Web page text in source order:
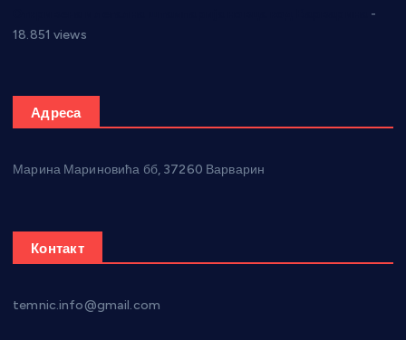
-
18.851 views
Адреса
Марина Мариновића бб, 37260 Варварин
Контакт
temnic.info@gmail.com